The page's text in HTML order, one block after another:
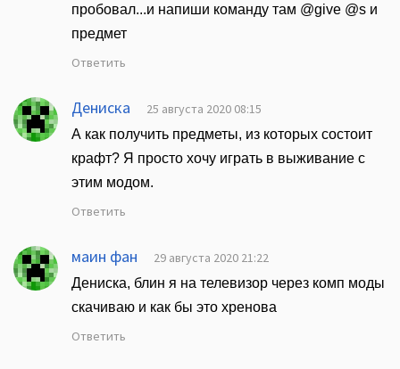
пробовал...и напиши команду там @give @s и
предмет
Ответить
Дениска 25 августа 2020 08:15
А как получить предметы, из которых состоит
крафт? Я просто хочу играть в выживание с
этим модом.
Ответить
маин фан 29 августа 2020 21:22
Дениска, блин я на телевизор через комп моды
скачиваю и как бы это хренова
Ответить